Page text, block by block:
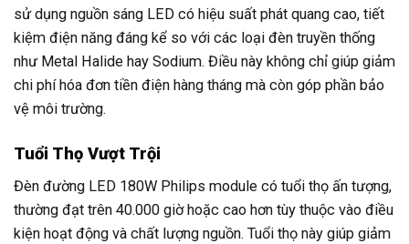
sử dụng nguồn sáng LED có hiệu suất phát quang cao, tiết
kiệm điện năng đáng kể so với các loại đèn truyền thống
như Metal Halide hay Sodium. Điều này không chỉ giúp giảm
chi phí hóa đơn tiền điện hàng tháng mà còn góp phần bảo
vệ môi trường.
Tuổi Thọ Vượt Trội
Đèn đường LED 180W Philips module có tuổi thọ ấn tượng,
thường đạt trên 40.000 giờ hoặc cao hơn tùy thuộc vào điều
kiện hoạt động và chất lượng nguồn. Tuổi thọ này giúp giảm